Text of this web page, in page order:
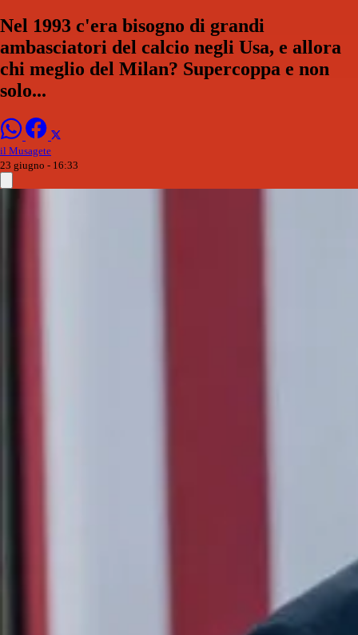
Nel 1993 c'era bisogno di grandi
ambasciatori del calcio negli Usa, e allora
chi meglio del Milan? Supercoppa e non
solo...
il Musagete
23 giugno - 16:33